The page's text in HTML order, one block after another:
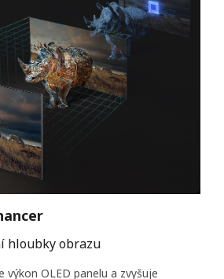
hloubky obrazu
výkon OLED panelu a zvyšuje